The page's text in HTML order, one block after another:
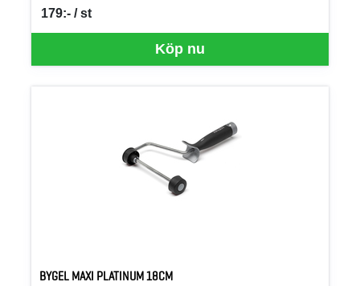
Köp nu
179:- / st
SEK per ST
BYGEL MAXI PLATINUM 18CM